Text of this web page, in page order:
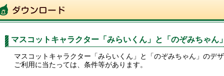
マスコットキャラクター「みらいくん」と「のぞみちゃん
マスコットキャラクター「みらいくん」と「のぞみちゃん」のデ
ご利用に当たっては、条件等があります。